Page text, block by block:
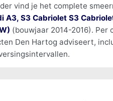
vind je het complete
A3, S3 Cabriolet S3
(bouwjaar 2014-2016). Per
Den Hartog adviseert,